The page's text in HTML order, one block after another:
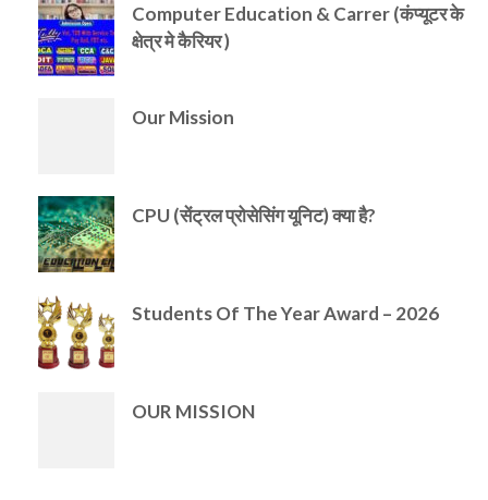
Computer Education & Carrer (कंप्यूटर के
क्षेत्र मे कैरियर )
Our Mission
CPU (सेंट्रल प्रोसेसिंग यूनिट) क्या है?
Students Of The Year Award – 2026
OUR MISSION